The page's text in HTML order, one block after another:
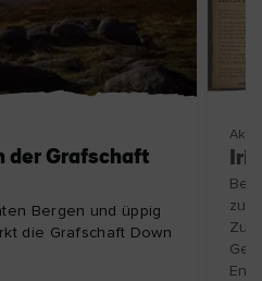
der Grafschaft
Bergen und üppig
die Grafschaft Down
zu